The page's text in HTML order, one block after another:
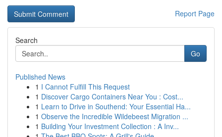
Report Page
Search
Go
Published News
1 I Cannot Fulfill This Request
1 Discover Cargo Containers Near You : Cost...
1 Learn to Drive in Southend: Your Essential Ha...
1 Observe the Incredible Wildebeest Migration ...
1 Building Your Investment Collection : A Inv...